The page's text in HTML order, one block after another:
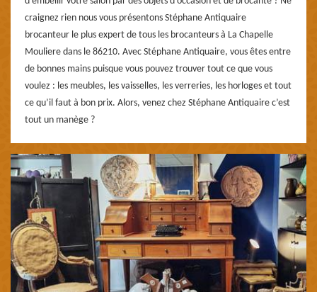
craignez rien nous vous présentons Stéphane Antiquaire
brocanteur le plus expert de tous les brocanteurs à La Chapelle
Mouliere dans le 86210. Avec Stéphane Antiquaire, vous êtes entre
de bonnes mains puisque vous pouvez trouver tout ce que vous
voulez : les meubles, les vaisselles, les verreries, les horloges et tout
ce qu’il faut à bon prix. Alors, venez chez Stéphane Antiquaire c’est
tout un manège ?